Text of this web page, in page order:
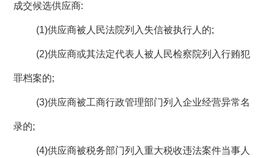
成交候选供应商:
(1)供应商被人民法院列入失信被执行人的;
(2)供应商或其法定代表人被人民检察院列入行贿犯
罪档案的;
(3)供应商被工商行政管理部门列入企业经营异常名
录的;
(4)供应商被税务部门列入重大税收违法案件当事人